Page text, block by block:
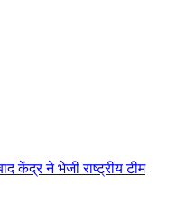
केंद्र ने भेजी राष्ट्रीय टीम